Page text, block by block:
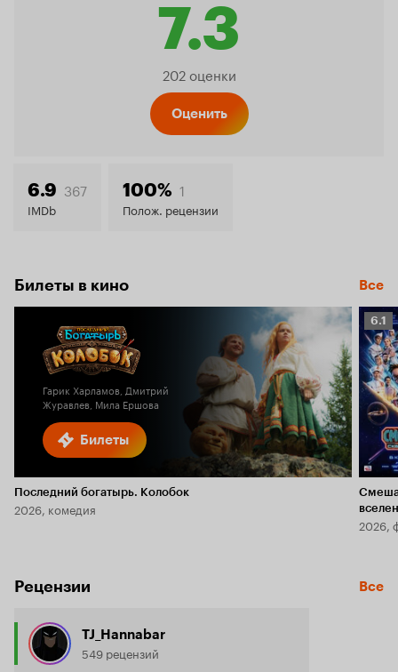
7.3
Рейтинг
7.3
202 оценки
Оценить
6.9 367
IMDb
100% 1
Полож. рецензии
Билеты в кино Все
Билеты
Гарик Харламов, Дмитрий
Журавлев, Мила Ершова
Последний богатырь. Колобок
2026, комедия
6.1
6.1
2026,
Рецензии Все
TJ_Hannabar
549 рецензий